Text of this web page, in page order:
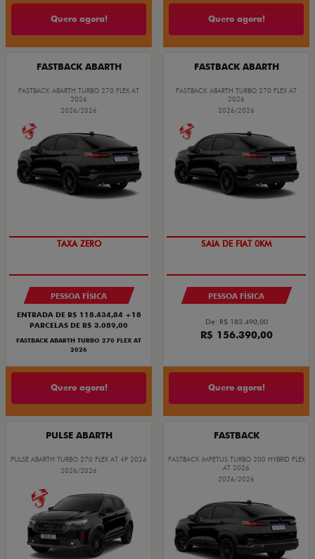
Quero agora! Quero agora!
FASTBACK ABARTH
FASTBACK ABARTH TURBO 270 FLEX AT
2026
2026/2026
TAXA ZERO
PESSOA FÍSICA
ENTRADA DE R$ 118.434,84 +18
PARCELAS DE R$ 3.089,00
FASTBACK ABARTH TURBO 270 FLEX AT
2026
Quero agora!
FASTBACK ABARTH
FASTBACK ABARTH TURBO 270 FLEX AT
2026
2026/2026
SAIA DE FIAT 0KM
PESSOA FÍSICA
De: R$ 183.490,00
R$ 156.390,00
Quero agora!
PULSE ABARTH
PULSE ABARTH TURBO 270 FLEX AT 4P 2026
2026/2026
FASTBACK
FASTBACK IMPETUS TURBO 200 HYBRID FLEX
AT 2026
2026/2026